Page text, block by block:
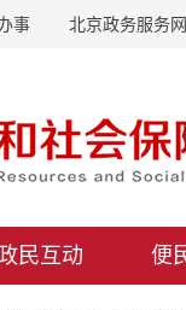
事 北京政务服务网
民互动 便